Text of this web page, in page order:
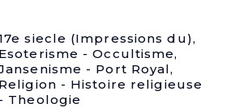
siecle (Impressions du),
Esoterisme - Occultisme,
- Port Royal,
Religion - Histoire religieuse
- Theologie